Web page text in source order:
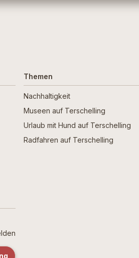
Themen
Nachhaltigkeit
Museen auf Terschelling
Urlaub mit Hund auf Terschelling
Radfahren auf Terschelling